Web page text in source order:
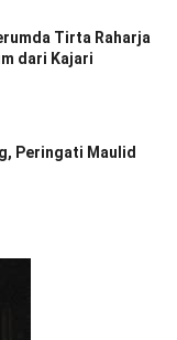
Tirta Raharja
dari Kajari
Peringati Maulid